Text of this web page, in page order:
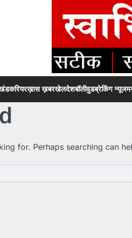
करियरख़ास ख़बरखेलदेशबॉलीवुडब्रेकिंग न्यूज
for. Perhaps searching can